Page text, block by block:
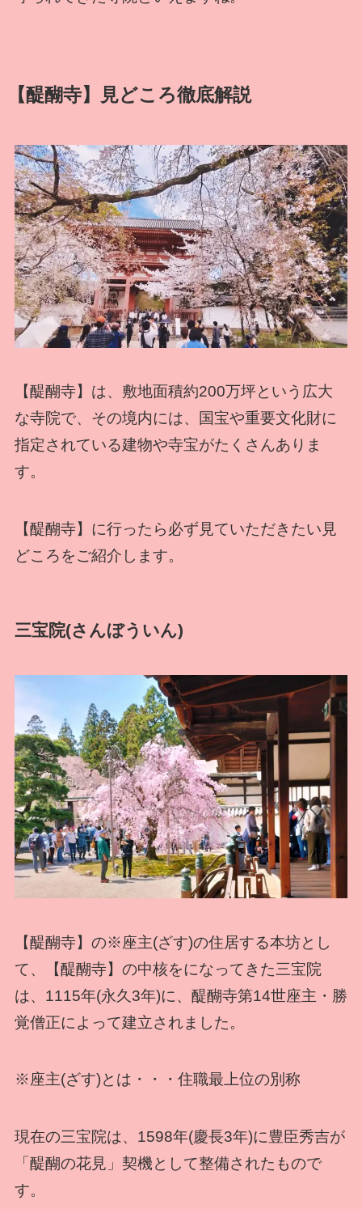
【醍醐寺】見どころ徹底解説
【醍醐寺】は、敷地面積約200万坪という広大
な寺院で、その境内には、国宝や重要文化財に
指定されている建物や寺宝がたくさんありま
す。
【醍醐寺】に行ったら必ず見ていただきたい見
どころをご紹介します。
三宝院(さんぼういん)
【醍醐寺】の※座主(ざす)の住居する本坊とし
て、【醍醐寺】の中核をになってきた三宝院
は、1115年(永久3年)に、醍醐寺第14世座主・勝
覚僧正によって建立されました。
※座主(ざす)とは・・・住職最上位の別称
現在の三宝院は、1598年(慶長3年)に豊臣秀吉が
「醍醐の花見」契機として整備されたもので
す。